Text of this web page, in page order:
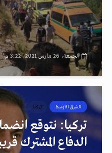
الجمعة، 26 مارس 2021، 3:22 م
الشرق الاوسط تركيا
تركيا: نتوقع
الدفاع المشترك